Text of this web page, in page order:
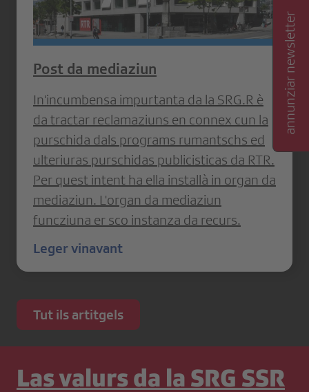
Post da mediaziun
In'incumbensa impurtanta da la SRG.R è
da tractar reclamaziuns en connex cun la
purschida dals programs rumantschs ed
ulteriuras purschidas publicisticas da RTR.
Per quest intent ha ella installà in organ da
mediaziun. L'organ da mediaziun
funcziuna er sco instanza da recurs.
Leger vinavant
Tut ils artitgels
Las valurs da la SRG SSR
annunziar newsletter